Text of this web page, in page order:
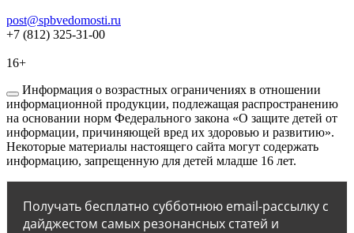
post@spbvedomosti.ru
+7 (812) 325-31-00
16+
Информация о возрастных ограничениях в отношении
информационной продукции, подлежащая распространению
на основании норм Федерального закона «О защите детей от
информации, причиняющей вред их здоровью и развитию».
Некоторые материалы настоящего сайта могут содержать
информацию, запрещенную для детей младше 16 лет.
Получать бесплатно субботнюю email-рассылку с
дайджестом самых резонансных статей и